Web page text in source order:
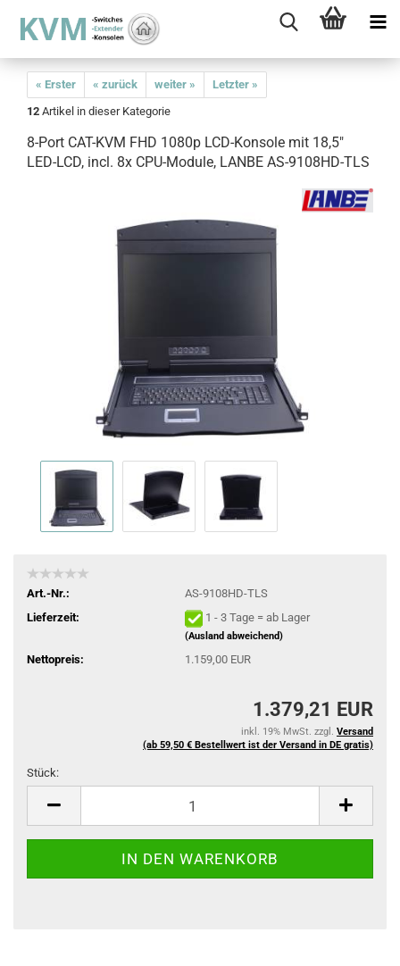
« Erster « zurück weiter »
Letzter »
12 Artikel in dieser Kategorie
8-Port CAT-KVM FHD 1080p LCD-Konsole mit 18,5"
LED-LCD, incl. 8x CPU-Module, LANBE AS-9108HD-TLS
Art.-Nr.:
AS-9108HD-TLS
Lieferzeit:
1 - 3 Tage = ab Lager
(Ausland abweichend)
Nettopreis: 1.159,00 EUR
1.379,21 EUR
inkl. 19% MwSt. zzgl. Versand
(ab 59,50 € Bestellwert ist der Versand in DE gratis)
Stück: